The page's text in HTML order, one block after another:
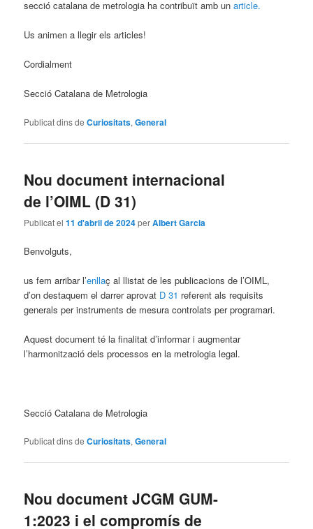
secció catalana de metrologia ha contribuït amb unarticle.
Us animen a llegir els articles!
Cordialment
Secció Catalana de Metrologia
Publicat dins de Curiositats,General
Nou document internacional
de l’OIML (D 31)
Publicat el11 d'abril de 2024perAlbert Garcia
Benvolguts,
us fem arribar l’enllaç al llistat de les publicacions de l’OIML,
d’on destaquem el darrer aprovat D 31 referent als requisits
generals per instruments de mesura controlats per programari.
Aquest document té la finalitat d’informar i augmentar
l’harmonització dels processos en la metrologia legal.
Secció Catalana de Metrologia
Publicat dins de Curiositats,General
Nou document JCGM GUM-
1:2023 i el compromís de